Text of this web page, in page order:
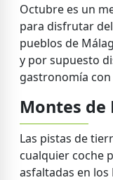
Octubre es un
para disfrutar
pueblos de
y por supuesto
gastronomía
Montes de
Las pistas de
cualquier coche
asfaltadas en